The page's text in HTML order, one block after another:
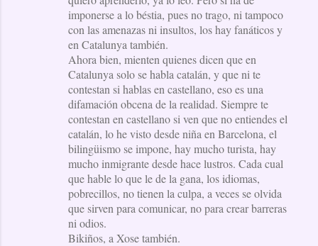
imponerse a lo béstia, pues no trago, ni tampoco
con las amenazas ni insultos, los hay fanáticos y
en Catalunya también.
Ahora bien, mienten quienes dicen que en
Catalunya solo se habla catalán, y que ni te
contestan si hablas en castellano, eso es una
difamación obcena de la realidad. Siempre te
contestan en castellano si ven que no entiendes el
catalán, lo he visto desde niña en Barcelona, el
bilingüismo se impone, hay mucho turista, hay
mucho inmigrante desde hace lustros. Cada cual
que hable lo que le de la gana, los idiomas,
pobrecillos, no tienen la culpa, a veces se olvida
que sirven para comunicar, no para crear barreras
ni odios.
Bikiños, a Xose también.